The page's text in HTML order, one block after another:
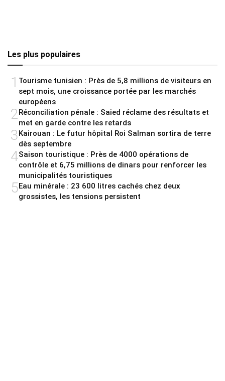
Les plus populaires
1 Tourisme tunisien : Près de 5,8 millions de visiteurs en
sept mois, une croissance portée par les marchés
européens
2 Réconciliation pénale : Saied réclame des résultats et
met en garde contre les retards
3Kairouan : Le futur hôpital Roi Salman sortira de terre
dès septembre
4Saison touristique : Près de 4000 opérations de
contrôle et 6,75 millions de dinars pour renforcer les
municipalités touristiques
5Eau minérale : 23 600 litres cachés chez deux
grossistes, les tensions persistent